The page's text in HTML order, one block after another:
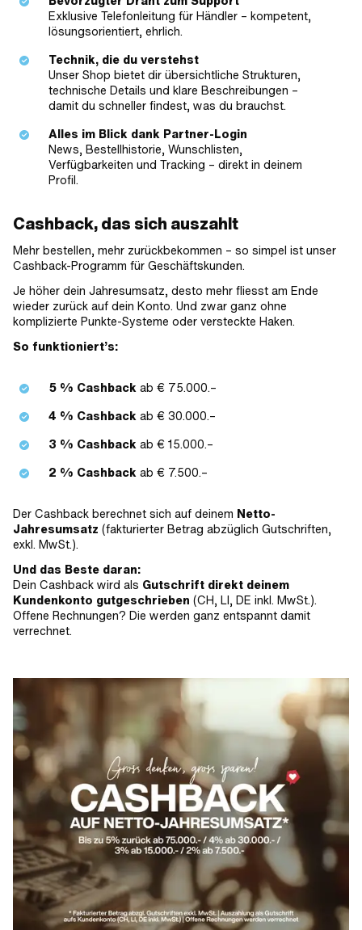
Exklusive Telefonleitung für Händler – kompetent,
lösungsorientiert, ehrlich.
Technik, die du verstehst
Unser Shop bietet dir übersichtliche Strukturen,
technische Details und klare Beschreibungen –
damit du schneller findest, was du brauchst.
Alles im Blick dank Partner-Login
News, Bestellhistorie, Wunschlisten,
Verfügbarkeiten und Tracking – direkt in deinem
Profil.
Cashback, das sich auszahlt
Mehr bestellen, mehr zurückbekommen – so simpel ist unser
Cashback-Programm für Geschäftskunden.
Je höher dein Jahresumsatz, desto mehr fliesst am Ende
wieder zurück auf dein Konto. Und zwar ganz ohne
komplizierte Punkte-Systeme oder versteckte Haken.
So funktioniert’s:
5 % Cashback ab € 75.000.–
4 % Cashback ab € 30.000.–
3 % Cashback ab € 15.000.–
2 % Cashback ab € 7.500.–
Der Cashback berechnet sich auf deinem Netto-
Jahresumsatz (fakturierter Betrag abzüglich Gutschriften,
exkl. MwSt.).
Und das Beste daran:
Dein Cashback wird als Gutschrift direkt deinem
Kundenkonto gutgeschrieben (CH, LI, DE inkl. MwSt.).
Offene Rechnungen? Die werden ganz entspannt damit
verrechnet.